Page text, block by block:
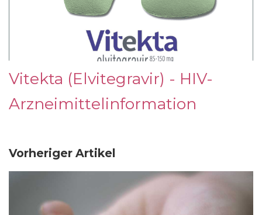
Vitekta (Elvitegravir) - HIV-
Arzneimittelinformation
Vorheriger Artikel